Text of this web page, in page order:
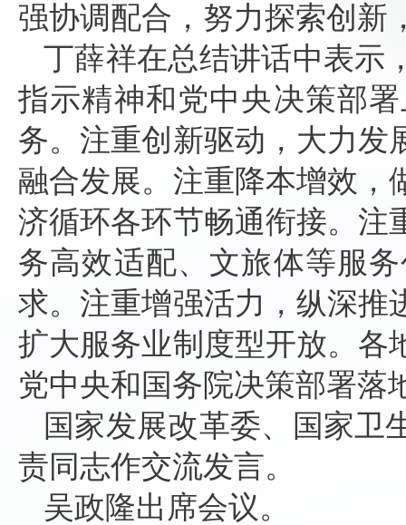
强协调配合，努力探索创新
丁薛祥在总结讲话中表示
指示精神和党中央决策部
务。注重创新驱动，大力发
融合发展。注重降本增效，
济循环各环节畅通衔接。注
务高效适配、文旅体等服
求。注重增强活力，纵深推
扩大服务业制度型开放。各
党中央和国务院决策部署落
国家发展改革委、国家卫
责同志作交流发言。
吴政隆出席会议。